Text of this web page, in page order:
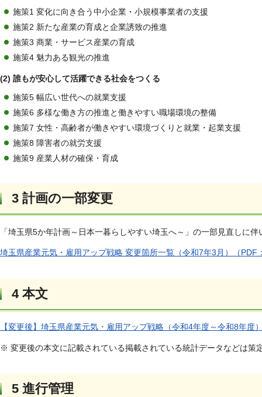
施策1 変化に向き合う中小企業・小規模事業者の支援
施策2 新たな産業の育成と企業誘致の推進
施策3 商業・サービス産業の育成
施策4 魅力ある観光の推進
(2) 誰もが安心して活躍できる社会をつくる
施策5 幅広い世代への就業支援
施策6 多様な働き方の推進と働きやすい職場環境の整備
施策7 女性・高齢者が働きやすい環境づくりと就業・起業支援
施策8 障害者の就労支援
施策9 産業人材の確保・育成
3 計画の一部変更
「埼玉県5か年計画～日本一暮らしやすい埼玉へ～」の一部見直しに
埼玉県産業元気・雇用アップ戦略 変更箇所一覧（令和7年3月）（PDF
4 本文
【変更後】埼玉県産業元気・雇用アップ戦略（令和4年度～令和8年
※ 変更後の本文に記載されている掲載されている統計データなどは策
5 進行管理